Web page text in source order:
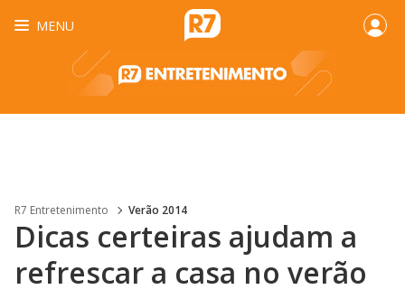
MENU
R7 Entretenimento Verão 2014
Dicas certeiras ajudam a
refrescar a casa no verão